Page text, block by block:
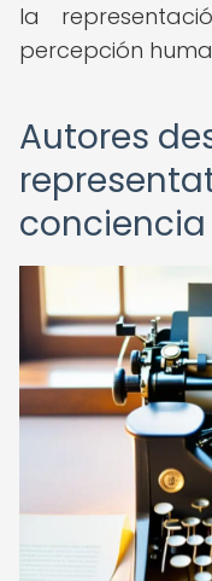
la
percepción
Autores
conciencia